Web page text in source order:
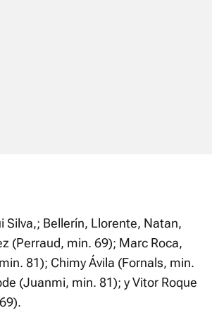
Silva,; Bellerín, Llorente, Natan,
(Perraud, min. 69); Marc Roca,
81); Chimy Ávila (Fornals, min.
(Juanmi, min. 81); y Vitor Roque